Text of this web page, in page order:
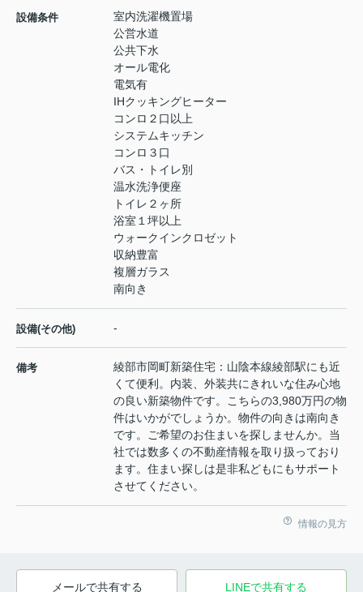
設備条件
室内洗濯機置場
公営水道
公共下水
オール電化
電気有
IHクッキングヒーター
コンロ２口以上
システムキッチン
コンロ３口
バス・トイレ別
温水洗浄便座
トイレ２ヶ所
浴室１坪以上
ウォークインクロゼット
収納豊富
複層ガラス
南向き
設備(その他) -
備考
綾部市岡町新築住宅：山陰本線綾部駅にも近
くて便利。内装、外装共にきれいな住み心地
の良い新築物件です。こちらの3,980万円の物
件はいかがでしょうか。物件の向きは南向き
です。ご希望のお住まいを探しませんか。当
社では数多くの不動産情報を取り扱っており
ます。住まい探しは是非私どもにもサポート
させてください。
情報の見方
メールで共有する LINEで共有する